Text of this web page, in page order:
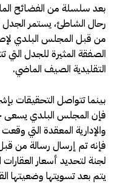
بعد سلسلة من الفضائح
رحال الشاطئ، يستمر الجدل
من قبل المجلس البلدي
الصفقة المثيرة للجدل
التقليدية الصيف الماضي.
بينما تتواصل التحقيقات
فإن المجلس البلدي يسعى
والإدارية المعقدة التي
فإنه تم إرسال رسالة من
لجنة لتحديد أسعار
يتم بعد تسويتها وضعيتها